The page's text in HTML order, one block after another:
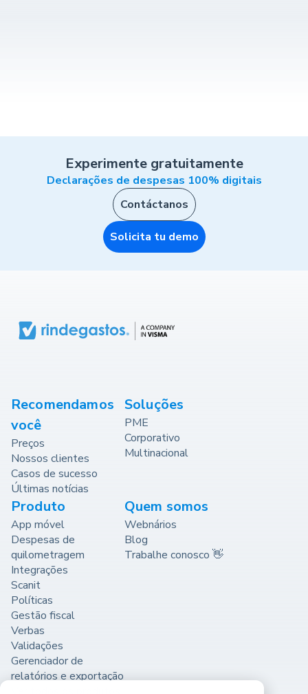
Experimente gratuitamente
Declarações de despesas 100% digitais
Contáctanos
Solicita tu demo
Recomendamos
você
Preços
Nossos clientes
Casos de sucesso
Últimas notícias
Soluções
PME
Corporativo
Multinacional
Produto
App móvel
Despesas de
quilometragem
Integrações
Scanit
Políticas
Gestão fiscal
Verbas
Validações
Gerenciador de
relatórios e exportação
Quem somos
Webnários
Blog
Trabalhe conosco 👋